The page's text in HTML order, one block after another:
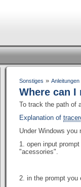
Sonstiges » Anleitungen
Where can I
To track the path of
Explanation of
Under Windows
1. open input
"acessories".
2. in the prompt you